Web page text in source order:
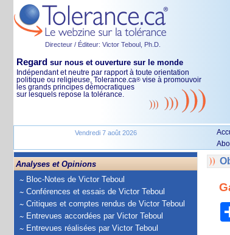
Directeur / Éditeur: Victor Teboul, Ph.D.
Regard sur nous et ouverture sur le monde
Indépendant et neutre par rapport à toute orientation
politique ou religieuse, Tolerance.ca® vise à promouvoir
les grands principes démocratiques
sur lesquels repose la tolérance.
Vendredi 7 août 2026
Analyses et Opinions
Bloc-Notes de Victor Teboul
Conférences et essais de Victor Teboul
Critiques et comptes rendus de Victor Teboul
Entrevues accordées par Victor Teboul
Entrevues réalisées par Victor Teboul